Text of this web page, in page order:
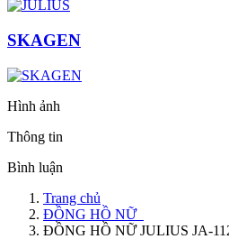
SKAGEN
Hình ảnh
Thông tin
Bình luận
Trang chủ
ĐỒNG HỒ NỮ
ĐỒNG HỒ NỮ JULIUS JA-